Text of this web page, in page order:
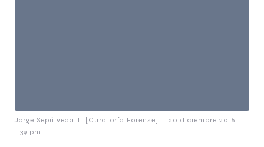
Jorge Sepúlveda T. [Curatoría Forense] - 20 diciembre 2016 -
1:39 pm